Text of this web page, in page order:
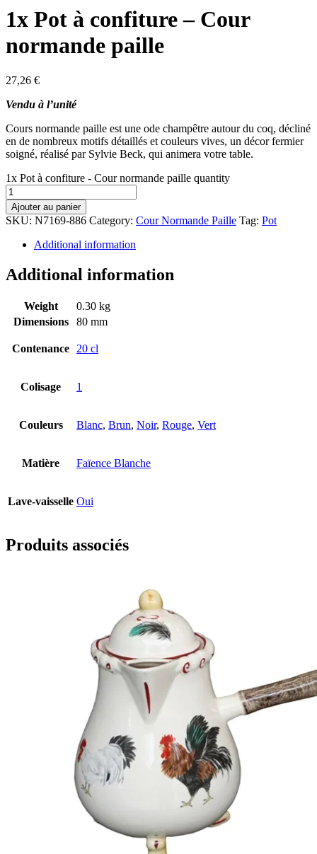
1x Pot à confiture – Cour
normande paille
27,26 €
Vendu à l’unité
Cours normande paille est une ode champêtre autour du coq, décliné
en de nombreux motifs détaillés et couleurs vives, un décor fermier
soigné, réalisé par Sylvie Beck, qui animera votre table.
1x Pot à confiture - Cour normande paille quantity
Ajouter au panier
SKU: N7169-886 Category: Cour Normande Paille Tag: Pot
Additional information
Additional information
Weight
0.30 kg
Dimensions
80 mm
Contenance 20 cl
Colisage 1
Couleurs Blanc, Brun, Noir, Rouge, Vert
Matière Faïence Blanche
Lave-vaisselle Oui
Produits associés